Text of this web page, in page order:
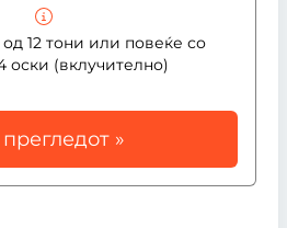
12 тони или повеќе со
(вклучително)
»